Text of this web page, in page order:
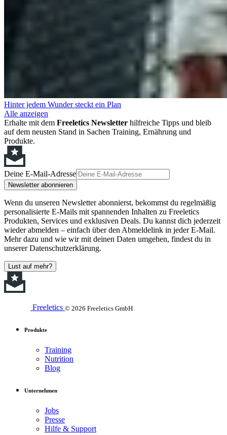
Hinter jedem Wunder steckt ein Plan
Alle anzeigen
Erhalte mit dem Freeletics Newsletter hilfreiche Tipps und bleib
auf dem neusten Stand in Sachen Training, Ernährung und
Produkte.
Deine E-Mail-Adresse
Newsletter abonnieren
Wenn du unseren Newsletter abonnierst, bekommst du regelmäßig
personalisierte E-Mails mit spannenden Inhalten zu Freeletics
Produkten, Services und exklusiven Deals. Du kannst dich jederzeit
wieder abmelden – einfach über den Abmeldelink in jeder E-Mail.
Mehr dazu und wie wir mit deinen Daten umgehen, findest du in
unserer Datenschutzerklärung.
Lust auf mehr?
Freeletics © 2026 Freeletics GmbH
Produkte
Training
Nutrition
Blog
Unternehmen
Jobs
Presse
Hilfe & Support